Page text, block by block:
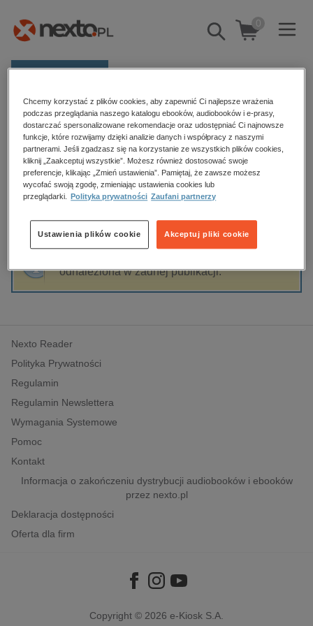
Pokaż/schowaj
wyszukiwarkę
0
Kategorie
Zobacz wszystkie E-prasa
budownictwo, aranżacja wnętrz
biznesowe, branżowe, gospodarka
dzienniki
edukacja
hobby, sport, rozrywka
komputery, internet, technologie, informatyka
polityka, społeczno-informacyjne
psychologiczne
inne
popularno-naukowe
historia
Strona główna Robert Lorber
Robert Lorber
Sortowanie Filtrowanie
odnaleziona w żadnej publikacji.
Nexto Reader
Polityka Prywatności
Regulamin
Regulamin Newslettera
Wymagania Systemowe
Pomoc
Kontakt
Informacja o zakończeniu dystrybucji audiobooków i ebooków
przez nexto.pl
Deklaracja dostępności
Oferta dla firm
Copyright © 2026 e-Kiosk S.A.
Chcemy korzystać z plików cookies, aby zapewnić Ci najlepsze wrażenia
podczas przeglądania naszego katalogu ebooków, audiobooków i e-prasy,
dostarczać spersonalizowane rekomendacje oraz udostępniać Ci najnowsze
funkcje, które rozwijamy dzięki analizie danych i współpracy z naszymi
partnerami. Jeśli zgadzasz się na korzystanie ze wszystkich plików cookies,
kliknij „Zaakceptuj wszystkie”. Możesz również dostosować swoje
preferencje, klikając „Zmień ustawienia”. Pamiętaj, że zawsze możesz
wycofać swoją zgodę, zmieniając ustawienia cookies lub
przeglądarki.
Polityka prywatności Zaufani partnerzy
Akceptuj pliki cookie
Ustawienia plików cookie